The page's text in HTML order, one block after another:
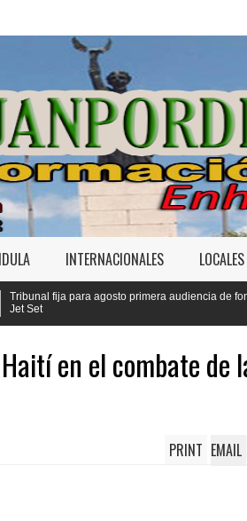
INTERNACIONALES LOCALES
audiencia de fondo por derrumbe del
en el combate de
PRINT EMAIL